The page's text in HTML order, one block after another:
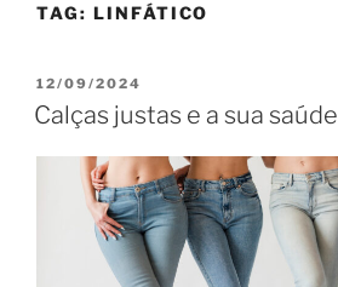
TAG: LINFÁTICO
PUBLICADO
EM
12/09/2024
Calças justas e a sua saúde